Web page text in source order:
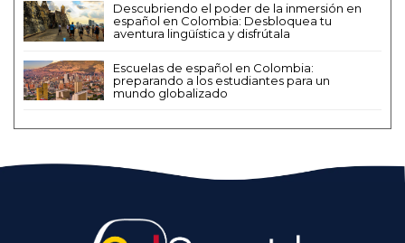
Descubriendo el poder de la inmersión en
español en Colombia: Desbloquea tu
aventura lingüística y disfrútala
Escuelas de español en Colombia:
preparando a los estudiantes para un
mundo globalizado